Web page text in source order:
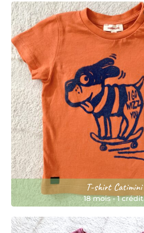
T-shirt Catimini
18 mois-1 crédit